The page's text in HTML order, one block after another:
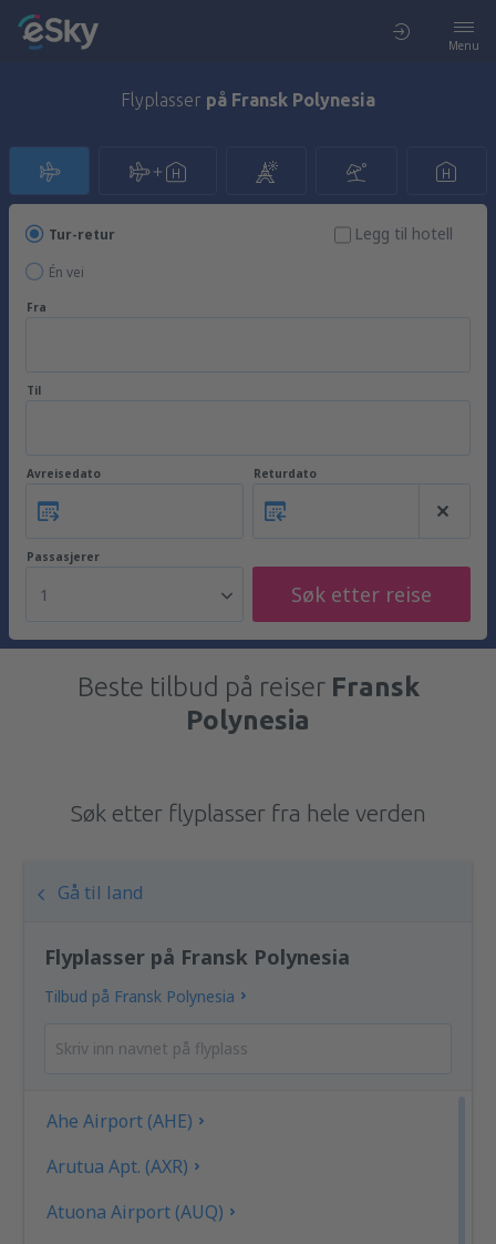
Menu
Flyplasser på Fransk Polynesia
Tur-retur
Én vei
Legg til hotell
Fra
Til
Avreisedato Returdato
Passasjerer
1 Søk etter reise
Beste tilbud på reiser Fransk
Polynesia
Søk etter flyplasser fra hele verden
Gå til land
Flyplasser på Fransk Polynesia
Tilbud på Fransk Polynesia
Ahe Airport (AHE)
Arutua Apt. (AXR)
Atuona Airport (AUQ)